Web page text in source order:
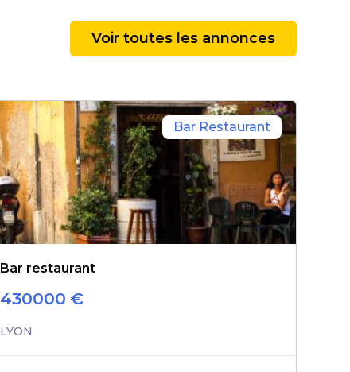
Voir toutes les annonces
Bar Restaurant
Bar restaurant
430000 €
LYON